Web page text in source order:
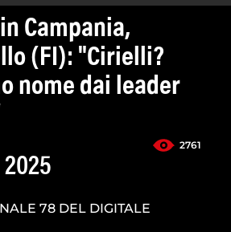
Campania,
(FI): "Cirielli?
nome dai leader
2761
78 DEL DIGITALE